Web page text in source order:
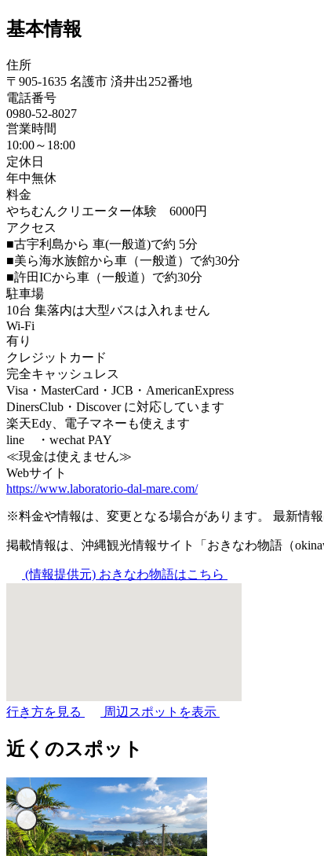
基本情報
住所
〒905-1635 名護市 済井出252番地
電話番号
0980-52-8027
営業時間
10:00～18:00
定休日
年中無休
料金
やちむんクリエーター体験 6000円
アクセス
■古宇利島から 車(一般道)で約 5分
■美ら海水族館から車（一般道）で約30分
■許田ICから車（一般道）で約30分
駐車場
10台 集落内は大型バスは入れません
Wi-Fi
有り
クレジットカード
完全キャッシュレス
Visa・MasterCard・JCB・AmericanExpress
DinersClub・Discover に対応しています
楽天Edy、電子マネーも使えます
line ・wechat PAY
≪現金は使えません≫
Webサイト
https://www.laboratorio-dal-mare.com/
※料金や情報は、変更となる場合があります。 最新情
掲載情報は、沖縄観光情報サイト「おきなわ物語（
(情報提供元) おきなわ物語はこちら
行き方を見る 周辺スポットを表示
近くのスポット